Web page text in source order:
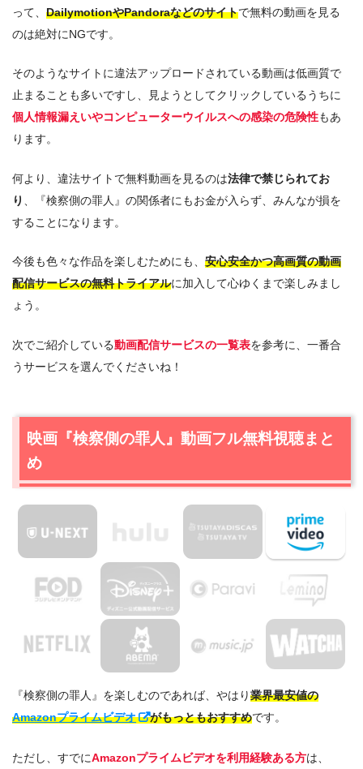
(C)ミルトモ
＼＼30日間無料!!お試し解約もOK／／
って、 DailymotionやPandoraなどのサイトで無料の動画を見る
のは絶対にNGです。
そのようなサイトに違法アップロードされている動画は低画質で
止まることも多いですし、見ようとしてクリックしているうちに
個人情報漏えいやコンピューターウイルスへの感染の危険性もあ
ります。
何より、違法サイトで無料動画を見るのは法律で禁じられてお
り
、『検察側の罪人』の関係者にもお金が入らず、みんなが損を
することになります。
今後も色々な作品を楽しむためにも、 安心安全かつ高画質の動画
配信サービスの無料トライアルに加入して心ゆくまで楽しみまし
ょう。
次でご紹介している動画配信サービスの一覧表を参考に、一番合
うサービスを選んでくださいね！
映画『検察側の罪人』動画フル無料視聴まと
め
『検察側の罪人』を楽しむのであれば、やはり業界最安値の
Amazonプライムビデオ
がもっともおすすめです。
ただし、すでにAmazonプライムビデオを利用経験ある方は、